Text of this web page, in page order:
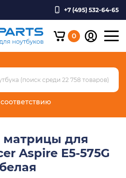
+7 (495) 532-64-65
0
для
Aspire E5-575G
белая